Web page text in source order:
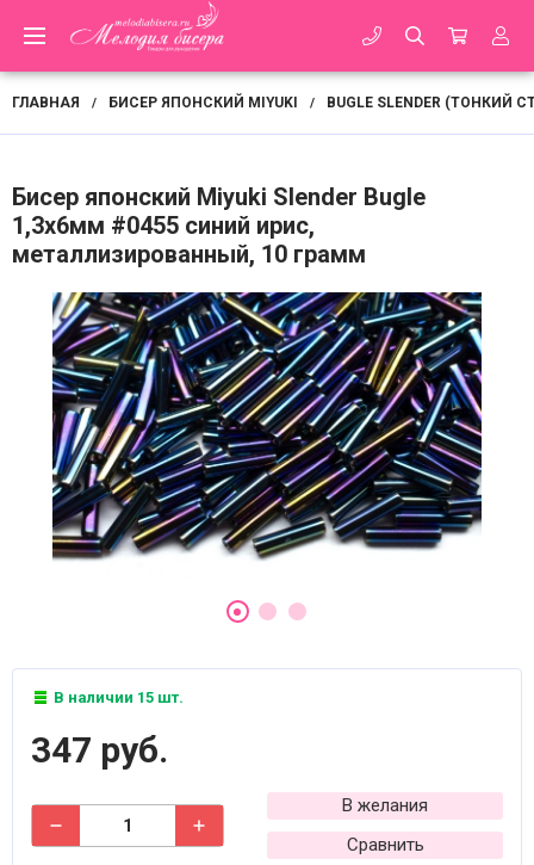
ГЛАВНАЯ / БИСЕР ЯПОНСКИЙ MIYUKI / BUGLE SLENDER (ТОНКИЙ
Бисер японский Miyuki Slender Bugle
1,3х6мм #0455 синий ирис,
металлизированный, 10 грамм
В наличии 15 шт.
347 руб.
В желания
Сравнить